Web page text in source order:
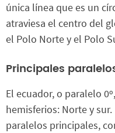
única línea que es un
atraviesa el centro del
el Polo Norte y el Polo
Principales
El ecuador, o paralelo
hemisferios: Norte y
paralelos principales,